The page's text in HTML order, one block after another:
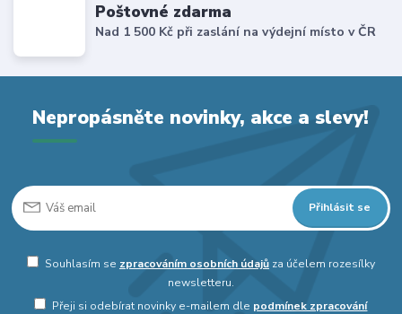
Poštovné zdarma
Nad 1 500 Kč při zaslání na výdejní místo v ČR
Nepropásněte novinky, akce a slevy!
Přihlásit se
Souhlasím se zpracováním osobních údajůza účelem rozesílky
newsletteru.
Přeji si odebírat novinky e-mailem dle podmínek zpracování